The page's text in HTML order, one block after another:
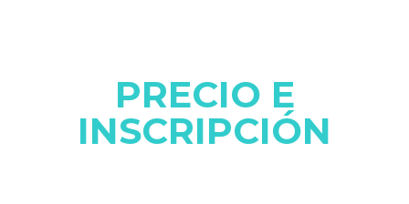
PRECIO E
INSCRIPCIÓN